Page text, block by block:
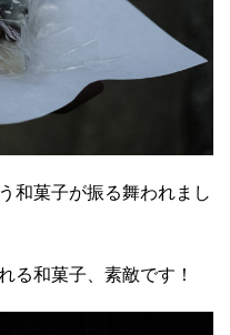
和菓子が振る舞われまし
る和菓子、素敵です！